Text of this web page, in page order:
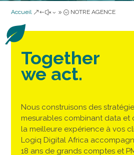
Accueil &#x39; NOTRE AGENCE
Together
we act.
Nous construisons des
mesurables combinant data et
la meilleure expérience à vos
Logiq Digital Africa
18 ans de grands comptes et